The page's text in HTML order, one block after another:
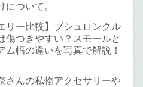
について。
リー比較】ブシュロンクル
傷つきやすい？スモールと
ム幅の違いを写真で解説！
さんの私物アクセサリーや